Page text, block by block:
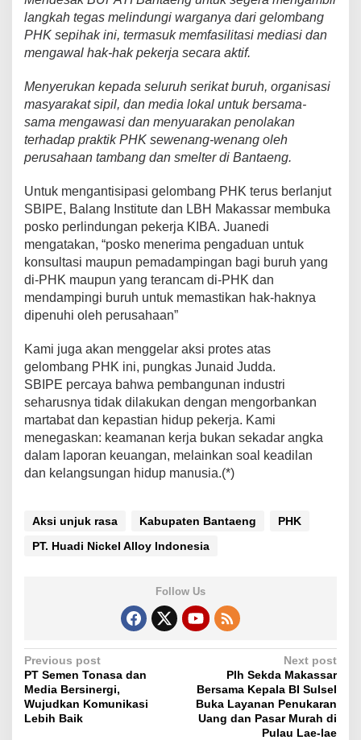
langkah tegas melindungi warganya dari gelombang
PHK sepihak ini, termasuk memfasilitasi mediasi dan
mengawal hak-hak pekerja secara aktif.
Menyerukan kepada seluruh serikat buruh, organisasi
masyarakat sipil, dan media lokal untuk bersama-
sama mengawasi dan menyuarakan penolakan
terhadap praktik PHK sewenang-wenang oleh
perusahaan tambang dan smelter di Bantaeng.
Untuk mengantisipasi gelombang PHK terus berlanjut
SBIPE, Balang Institute dan LBH Makassar membuka
posko perlindungan pekerja KIBA. Juanedi
mengatakan, “posko menerima pengaduan untuk
konsultasi maupun pemadampingan bagi buruh yang
di-PHK maupun yang terancam di-PHK dan
mendampingi buruh untuk memastikan hak-haknya
dipenuhi oleh perusahaan”
Kami juga akan menggelar aksi protes atas
gelombang PHK ini, pungkas Junaid Judda.
SBIPE percaya bahwa pembangunan industri
seharusnya tidak dilakukan dengan mengorbankan
martabat dan kepastian hidup pekerja. Kami
menegaskan: keamanan kerja bukan sekadar angka
dalam laporan keuangan, melainkan soal keadilan
dan kelangsungan hidup manusia.(*)
Aksi unjuk rasa Kabupaten Bantaeng
PHK
PT. Huadi Nickel Alloy Indonesia
Follow Us
P
o
s
Previous post
PT Semen Tonasa dan
Media Bersinergi,
Wujudkan Komunikasi
Lebih Baik
Next post
Plh Sekda Makassar
Bersama Kepala BI Sulsel
Buka Layanan Penukaran
Uang dan Pasar Murah di
Pulau Lae-lae